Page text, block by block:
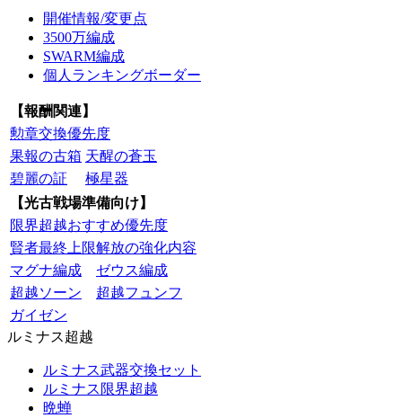
開催情報/変更点
3500万編成
SWARM編成
個人ランキングボーダー
【報酬関連】
勲章交換優先度
果報の古箱 天醒の蒼玉
碧麗の証
極星器
【光古戦場準備向け】
限界超越おすすめ優先度
賢者最終上限解放の強化内容
マグナ編成
ゼウス編成
超越ソーン
超越フュンフ
ガイゼン
ルミナス超越
ルミナス武器交換セット
ルミナス限界超越
晩蝉